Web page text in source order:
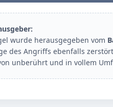
wurde herausgegeben vom
des Angriffs ebenfalls
unberührt und in vollem